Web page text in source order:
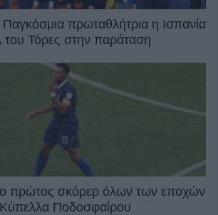
πρωταθλήτρια η Ισπανία
του Τόρες στην παράταση
πρώτος σκόρερ όλων των εποχών
Ποδοσφαίρου